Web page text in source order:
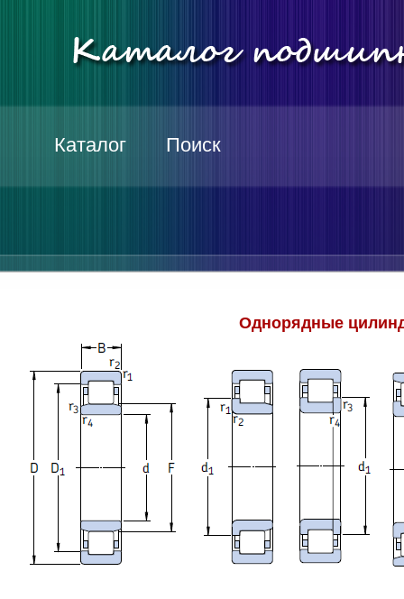
Каталог Поиск
Однорядные